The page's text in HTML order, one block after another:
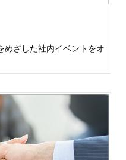
めざした社内イベントをオ